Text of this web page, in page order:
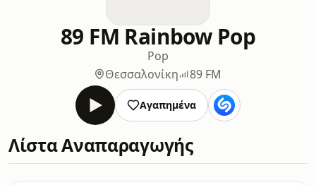
89 FM Rainbow Pop
Pop
Θεσσαλονίκη
89 FM
Αγαπημένα
Λίστα Αναπαραγωγής